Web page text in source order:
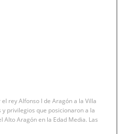
rey Alfonso I de Aragón a la Villa
privilegios que posicionaron a la
Aragón en la Edad Media. Las